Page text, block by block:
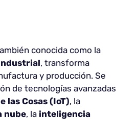
conocida como la
, transforma
y producción. Se
de tecnologías avanzadas
las Cosas (IoT), la
nube, la inteligencia